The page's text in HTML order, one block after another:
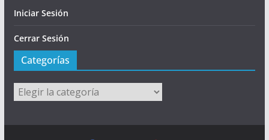
Iniciar Sesión
Cerrar Sesión
Categorías
Categorías